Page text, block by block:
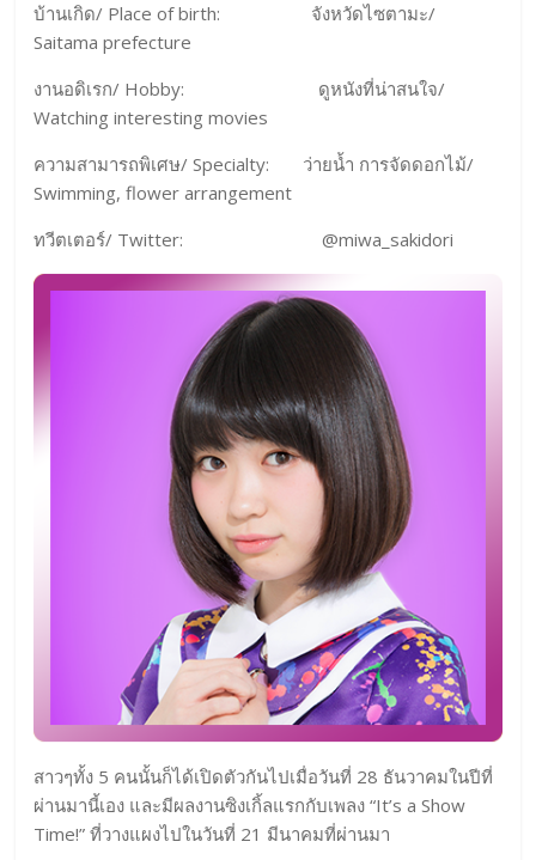
บ้านเกิด/ Place of birth: จังหวัดไซตามะ/
Saitama prefecture
งานอดิเรก/ Hobby: ดูหนังที่น่าสนใจ/
Watching interesting movies
ความสามารถพิเศษ/ Specialty: ว่ายน้ำ การจัดดอกไม้/
Swimming, flower arrangement
ทวีตเตอร์/ Twitter: @miwa_sakidori
สาวๆทั้ง 5 คนนั้นก็ได้เปิดตัวกันไปเมื่อวันที่ 28 ธันวาคมในปีที่
ผ่านมานี้เอง และมีผลงานซิงเกิ้ลแรกกับเพลง “It’s a Show
Time!” ที่วางแผงไปในวันที่ 21 มีนาคมที่ผ่านมา